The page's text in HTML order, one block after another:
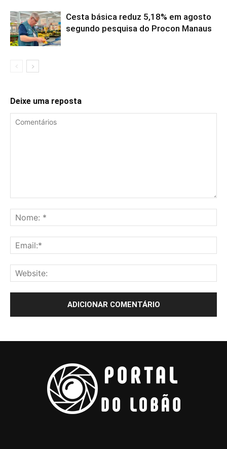
Cesta básica reduz 5,18% em agosto
segundo pesquisa do Procon Manaus
Deixe uma reposta